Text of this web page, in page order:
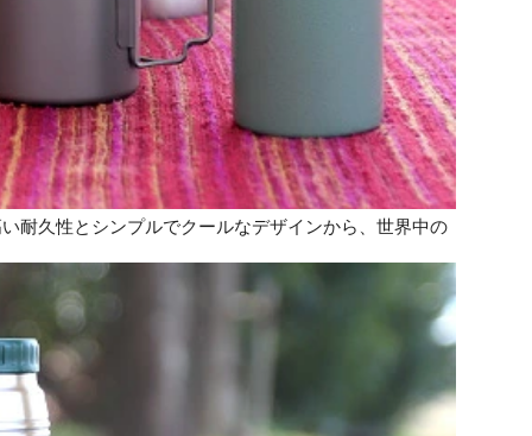
耐久性とシンプルでクールなデザインから、世界中の